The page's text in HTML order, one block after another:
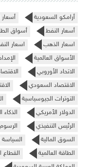
أرامكو السعودية أسعار
أسعار النفط
أسواق
اسعار الذهب
اسعار
الأسواق العالمية
الاتحاد الأوروبي
الاقتصاد السعودي
التوترات الجيوسياسية
الدولار الأمريكي
الرئيس التنفيذي
السوق المالية
السياسة
الطاقة العالمية